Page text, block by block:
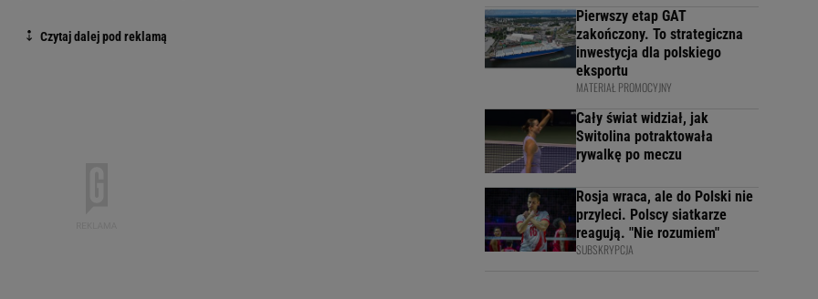
Pierwszy etap GAT
zakończony. To strategiczna
inwestycja dla polskiego
eksportu
MATERIAŁ PROMOCYJNY
Cały świat widział, jak
Switolina potraktowała
rywalkę po meczu
Rosja wraca, ale do Polski nie
przyleci. Polscy siatkarze
reagują. "Nie rozumiem"
SUBSKRYPCJA